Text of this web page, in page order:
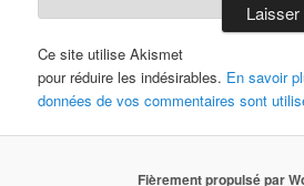
Ce site utilise Akismet
pour réduire les indésirables. En savoir
données de vos commentaires sont
Fièrement propulsé par